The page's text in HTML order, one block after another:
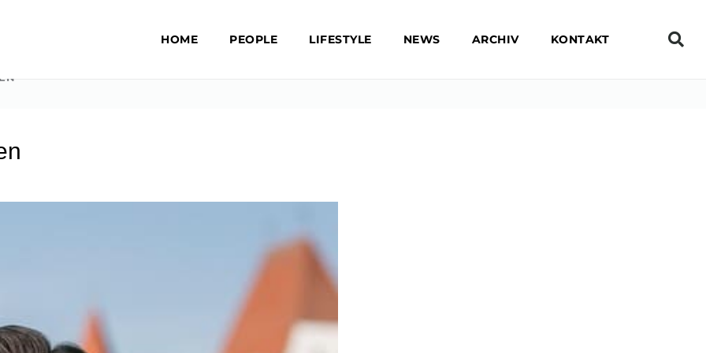
HOME PEOPLE LIFESTYLE NEWS ARCHIV KONTAKT